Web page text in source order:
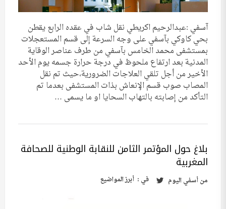
آسفي :عبدالرحيم اكريطي نقل شاب في عقده الرابع يقطن
بحي كاوكي بآسفي على وجه السرعة إلى قسم المستعجلات
بمستشفى محمد الخامس بآسفي من طرف عناصر الوقاية
المدنية بعد ارتفاع ملحوظ في درجة حرارة جسمه يوم الأحد
الأخير من أجل تلقي العلاجات الضرورية،حيث تم نقل
المصاب صوب قسم الإنعاش بذات المستشفى بعدما تم
التأكد من إصابته بالتهاب السحايا او ما يسمى …
بلاغ حول المؤتمر الثامن للنقابة الوطنية للصحافة
المغربية
منأسفي اليوم في : أبرز المواضيع